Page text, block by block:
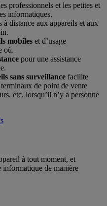
professionnels et les petites et
informatiques.
à distance aux appareils et aux
mobiles et d’usage
où.
pour une assistance
sans surveillance facilite
de point de vente
etc. lorsqu’il n’y a personne
à tout moment, et
informatique de manière